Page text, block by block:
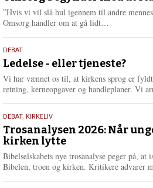
2026
”Hvis vi vil slå hul igennem til andre
Omsorg handler om at gå lidt…
e
r
e
10.
juni
2026
DEBAT
Ledelse - eller tjeneste?
Vi har vænnet os til, at kirkens sprog er
retning, kerneopgaver og handleplaner. Vi
2.
juni
2026
DEBAT, KIRKELIV
Trosanalysen 2026: Når
kirken lytte
Bibelselskabets nye trosanalyse peger på,
Bibelen, troen og kirken. Kritikere advarer